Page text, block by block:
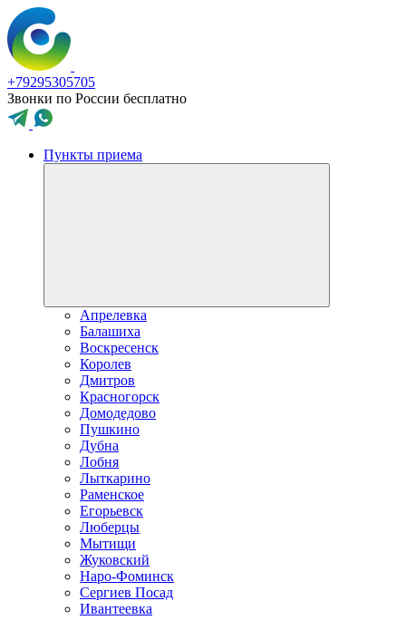
+79295305705
Звонки по России бесплатно
Пункты приема
Апрелевка
Балашиха
Воскресенск
Королев
Дмитров
Красногорск
Домодедово
Пушкино
Дубна
Лобня
Лыткарино
Раменское
Егорьевск
Люберцы
Мытищи
Жуковский
Наро-Фоминск
Сергиев Посад
Ивантеевка